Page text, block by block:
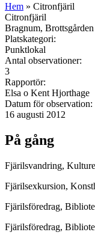
Hem » Citronfjäril
Citronfjäril
Bragnum,
Platskategori:
Punktlokal
Antal observationer:
3
Rapportör:
Elsa o Kent Hjorthage
Datum för observation:
16 augusti 2012
På gång
Fjärilsvandring,
Fjärilsexkursion,
Fjärilsföredrag,
Fjärilsföredrag,